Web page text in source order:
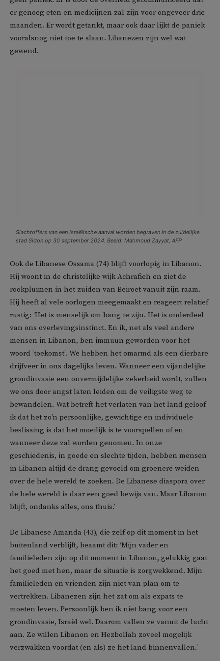
er genoeg eten en medicijnen zal zijn voor ongeveer drie
maanden. Er wordt getankt, maar ook daar lijkt de paniek
vooralsnog niet toe te slaan. Libanezen zijn wel wat
gewend.
Slachtoffers van een Israëlische aanval worden begraven in de zuidelijke
stad Sidon op 30 september 2024. Beeld: Mahmoud Zayyat, AFP
Ook de Libanese Ossama (74) blijft voorlopig in Libanon.
Hij woont in de christelijke wijk Achrafieh en ziet de
rookpluimen in het zuiden van Beiroet vanuit zijn raam.
Hij heeft al vele oorlogen meegemaakt en reageert relatief
rustig: ‘Het is menselijk om bang te zijn. Het is onderdeel
van ons overlevingsinstinct. En ik, net als veel andere
mensen in Libanon, ben immuun geworden voor het
woord ’toekomst’. We hebben het omarmd als een dierbare
drijfveer in ons dagelijks leven. Wanneer een vijandelijke
grondinvasie een onvermijdelijke zekerheid wordt, zullen
we ons door angst laten leiden om de veiligste weg te
bewandelen. Wat betreft het verlaten van het land geloof
ik dat het zo’n persoonlijke, gewichtige en individuele
beslissing is dat het moeilijk is te voorspellen of en
wanneer deze zal worden genomen. In onze
geschiedenis, in goede en slechte tijden, hebben mensen
in Libanon altijd de drang gevoeld om groenere weiden
over de hele wereld te zoeken. De Libanese diaspora over
de hele wereld is daar een goed bewijs van. Maar Libanon
blijft, ondanks alles, ons thuis.’
De Libanese Amanda (43), die zelf op dit moment in het
buitenland verblijft, beaamt dit: ‘Mijn vader en
familieleden zijn op dit moment in Libanon, gelukkig gaat
het goed met hen, maar de situatie is zorgwekkend. Mijn
familieleden en vrienden zijn niet van plan om te
vertrekken. Libanezen zijn het zat om als expats te
moeten leven. Persoonlijk ben ik niet bang voor een
grondinvasie, Israël wel. Daarom vallen ze vanuit de lucht
aan. Ze willen Libanon en Hezbollah zoveel mogelijk
verzwakken voordat (en als) ze het land binnenvallen.’